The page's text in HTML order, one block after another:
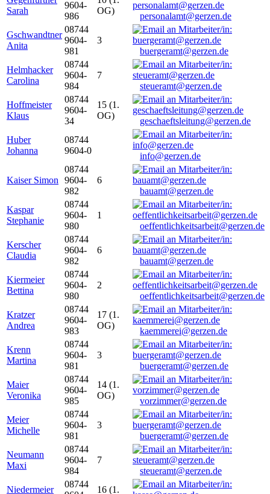
Sarah
9604-
986
OG)
personalamt@gerzen.de
Gschwandtner
Anita
08744
9604-
981
3
buergeramt@gerzen.de
Helmhacker
Carolina
08744
9604-
984
7
steueramt@gerzen.de
Hoffmeister
Klaus
08744
9604-
34
15 (1.
OG)
geschaeftsleitung@gerzen.de
Huber
Johanna
08744
9604-0
info@gerzen.de
Kaiser Simon
08744
9604-
982
6
bauamt@gerzen.de
Kaspar
Stephanie
08744
9604-
980
1
oeffentlichkeitsarbeit@gerzen.de
Kerscher
Claudia
08744
9604-
982
6
bauamt@gerzen.de
Kiermeier
Bettina
08744
9604-
980
2
oeffentlichkeitsarbeit@gerzen.de
Kratzer
Andrea
08744
9604-
983
17 (1.
OG)
kaemmerei@gerzen.de
Krenn
Martina
08744
9604-
981
3
buergeramt@gerzen.de
Maier
Veronika
08744
9604-
985
14 (1.
OG)
vorzimmer@gerzen.de
Meier
Michelle
08744
9604-
981
3
buergeramt@gerzen.de
Neumann
Maxi
08744
9604-
984
7
steueramt@gerzen.de
Niedermeier
08744
16 (1.